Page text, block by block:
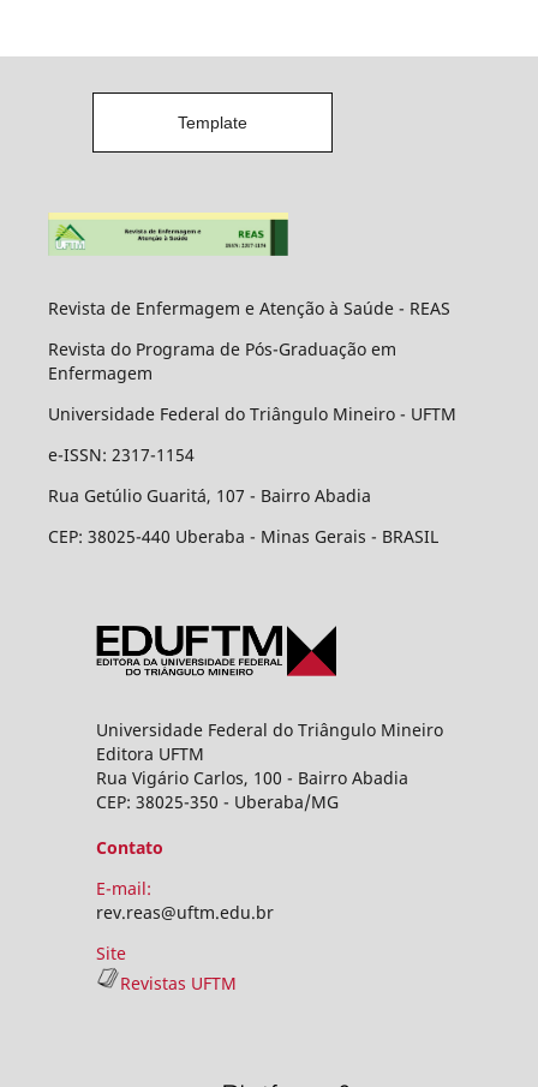
Template
Revista de Enfermagem e Atenção à Saúde - REAS
Revista do Programa de Pós-Graduação em
Enfermagem
Universidade Federal do Triângulo Mineiro - UFTM
e-ISSN: 2317-1154
Rua Getúlio Guaritá, 107 - Bairro Abadia
CEP: 38025-440 Uberaba - Minas Gerais - BRASIL
Universidade Federal do Triângulo Mineiro
Editora UFTM
Rua Vigário Carlos, 100 - Bairro Abadia
CEP: 38025-350 - Uberaba/MG
Contato
E-mail:
rev.reas@uftm.edu.br
Site
Revistas UFTM